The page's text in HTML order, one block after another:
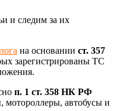
и следим за их
на основании ст. 357
зарегистрированы ТС
п. 1 ст. 358 НК РФ
автобусы и